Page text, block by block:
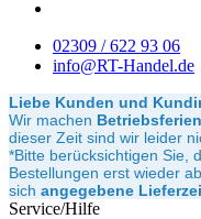
02309 / 622 93 06
info@RT-Handel.de
Liebe Kunden und
Wir machen Betriebsferien
dieser Zeit sind wir leider
*Bitte berücksichtigen Sie,
Bestellungen erst wieder
sich angegebene
Service/Hilfe